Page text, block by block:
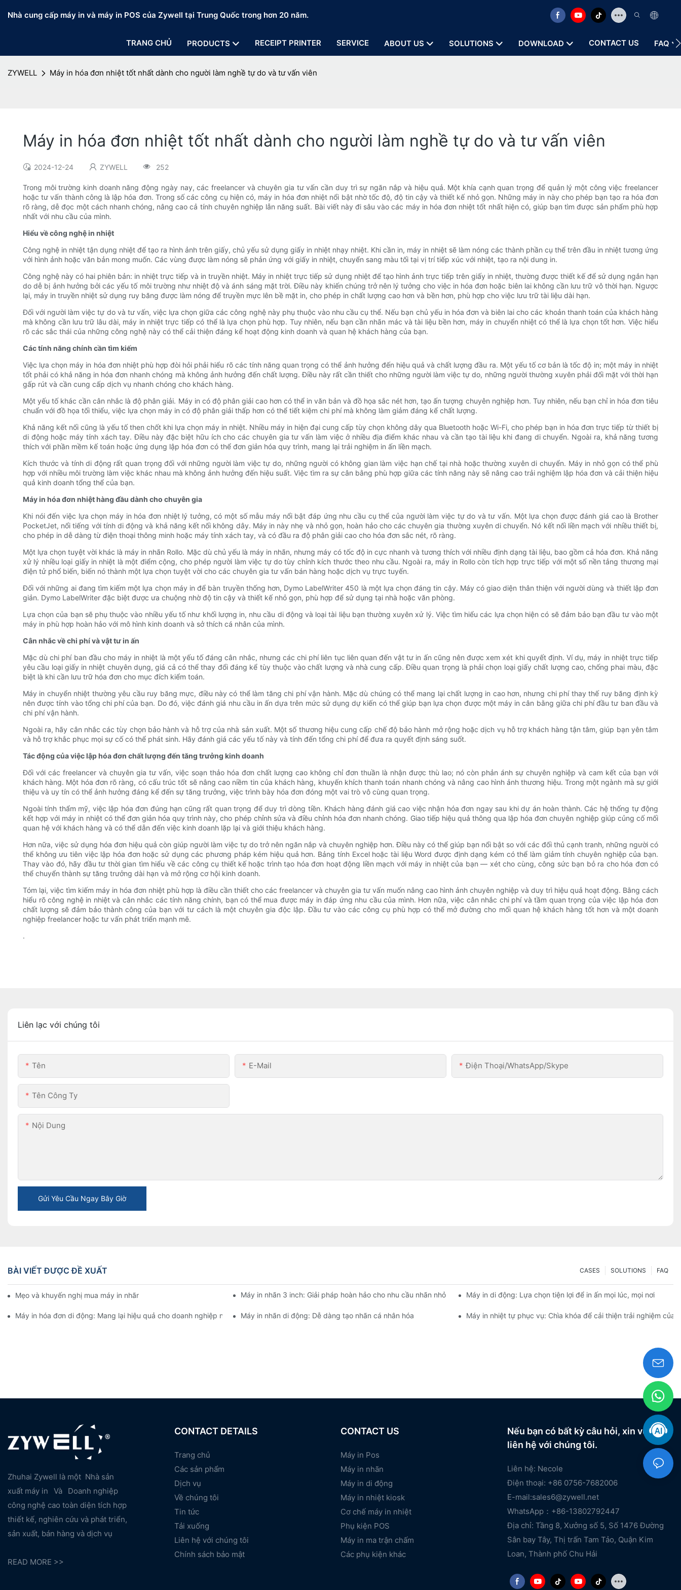
Nhà cung cấp máy in và máy in POS của Zywell tại Trung Quốc trong hơn 20 năm.
TRANG CHỦ PRODUCTS RECEIPT PRINTER SERVICE ABOUT US SOLUTIONS DOWNLOAD CONTACT US FAQ
ZYWELL Máy in hóa đơn nhiệt tốt nhất dành cho người làm nghề tự do và tư vấn viên
Máy in hóa đơn nhiệt tốt nhất dành cho người làm nghề tự do và tư vấn viên
2024-12-24 ZYWELL 252
Trong môi trường kinh doanh năng động ngày nay, các freelancer và chuyên gia tư vấn cần duy trì sự ngăn nắp và hiệu quả. Một khía cạnh quan trọng để quản lý một công việc freelancer
hoặc tư vấn thành công là lập hóa đơn. Trong số các công cụ hiện có, máy in hóa đơn nhiệt nổi bật nhờ tốc độ, độ tin cậy và thiết kế nhỏ gọn. Những máy in này cho phép bạn tạo ra hóa đơn
rõ ràng, dễ đọc một cách nhanh chóng, nâng cao cả tính chuyên nghiệp lẫn năng suất. Bài viết này đi sâu vào các máy in hóa đơn nhiệt tốt nhất hiện có, giúp bạn tìm được sản phẩm phù hợp
nhất với nhu cầu của mình.
Hiểu về công nghệ in nhiệt
Công nghệ in nhiệt tận dụng nhiệt để tạo ra hình ảnh trên giấy, chủ yếu sử dụng giấy in nhiệt nhạy nhiệt. Khi cần in, máy in nhiệt sẽ làm nóng các thành phần cụ thể trên đầu in nhiệt tương ứng
với hình ảnh hoặc văn bản mong muốn. Các vùng được làm nóng sẽ phản ứng với giấy in nhiệt, chuyển sang màu tối tại vị trí tiếp xúc với nhiệt, tạo ra nội dung in.
Công nghệ này có hai phiên bản: in nhiệt trực tiếp và in truyền nhiệt. Máy in nhiệt trực tiếp sử dụng nhiệt để tạo hình ảnh trực tiếp trên giấy in nhiệt, thường được thiết kế để sử dụng ngắn hạn
do dễ bị ảnh hưởng bởi các yếu tố môi trường như nhiệt độ và ánh sáng mặt trời. Điều này khiến chúng trở nên lý tưởng cho việc in hóa đơn hoặc biên lai không cần lưu trữ vô thời hạn. Ngược
lại, máy in truyền nhiệt sử dụng ruy băng được làm nóng để truyền mực lên bề mặt in, cho phép in chất lượng cao hơn và bền hơn, phù hợp cho việc lưu trữ tài liệu dài hạn.
Đối với người làm việc tự do và tư vấn, việc lựa chọn giữa các công nghệ này phụ thuộc vào nhu cầu cụ thể. Nếu bạn chủ yếu in hóa đơn và biên lai cho các khoản thanh toán của khách hàng
mà không cần lưu trữ lâu dài, máy in nhiệt trực tiếp có thể là lựa chọn phù hợp. Tuy nhiên, nếu bạn cần nhãn mác và tài liệu bền hơn, máy in chuyển nhiệt có thể là lựa chọn tốt hơn. Việc hiểu
rõ các sắc thái của những công nghệ này có thể cải thiện đáng kể hoạt động kinh doanh và quan hệ khách hàng của bạn.
Các tính năng chính cần tìm kiếm
Việc lựa chọn máy in hóa đơn nhiệt phù hợp đòi hỏi phải hiểu rõ các tính năng quan trọng có thể ảnh hưởng đến hiệu quả và chất lượng đầu ra. Một yếu tố cơ bản là tốc độ in; một máy in nhiệt
tốt phải có khả năng in hóa đơn nhanh chóng mà không ảnh hưởng đến chất lượng. Điều này rất cần thiết cho những người làm việc tự do, những người thường xuyên phải đối mặt với thời hạn
gấp rút và cần cung cấp dịch vụ nhanh chóng cho khách hàng.
Một yếu tố khác cần cân nhắc là độ phân giải. Máy in có độ phân giải cao hơn có thể in văn bản và đồ họa sắc nét hơn, tạo ấn tượng chuyên nghiệp hơn. Tuy nhiên, nếu bạn chỉ in hóa đơn tiêu
chuẩn với đồ họa tối thiểu, việc lựa chọn máy in có độ phân giải thấp hơn có thể tiết kiệm chi phí mà không làm giảm đáng kể chất lượng.
Khả năng kết nối cũng là yếu tố then chốt khi lựa chọn máy in nhiệt. Nhiều máy in hiện đại cung cấp tùy chọn không dây qua Bluetooth hoặc Wi-Fi, cho phép bạn in hóa đơn trực tiếp từ thiết bị
di động hoặc máy tính xách tay. Điều này đặc biệt hữu ích cho các chuyên gia tư vấn làm việc ở nhiều địa điểm khác nhau và cần tạo tài liệu khi đang di chuyển. Ngoài ra, khả năng tương
thích với phần mềm kế toán hoặc ứng dụng lập hóa đơn có thể đơn giản hóa quy trình, mang lại trải nghiệm in ấn liền mạch.
Kích thước và tính di động rất quan trọng đối với những người làm việc tự do, những người có không gian làm việc hạn chế tại nhà hoặc thường xuyên di chuyển. Máy in nhỏ gọn có thể phù
hợp với nhiều môi trường làm việc khác nhau mà không ảnh hưởng đến hiệu suất. Việc tìm ra sự cân bằng phù hợp giữa các tính năng này sẽ nâng cao trải nghiệm lập hóa đơn và cải thiện hiệu
quả kinh doanh tổng thể của bạn.
Máy in hóa đơn nhiệt hàng đầu dành cho chuyên gia
Khi nói đến việc lựa chọn máy in hóa đơn nhiệt lý tưởng, có một số mẫu máy nổi bật đáp ứng nhu cầu cụ thể của người làm việc tự do và tư vấn. Một lựa chọn được đánh giá cao là Brother
PocketJet, nổi tiếng với tính di động và khả năng kết nối không dây. Máy in này nhẹ và nhỏ gọn, hoàn hảo cho các chuyên gia thường xuyên di chuyển. Nó kết nối liền mạch với nhiều thiết bị,
cho phép in dễ dàng từ điện thoại thông minh hoặc máy tính xách tay, và có đầu ra độ phân giải cao cho hóa đơn sắc nét, rõ ràng.
Một lựa chọn tuyệt vời khác là máy in nhãn Rollo. Mặc dù chủ yếu là máy in nhãn, nhưng máy có tốc độ in cực nhanh và tương thích với nhiều định dạng tài liệu, bao gồm cả hóa đơn. Khả năng
xử lý nhiều loại giấy in nhiệt là một điểm cộng, cho phép người làm việc tự do tùy chỉnh kích thước theo nhu cầu. Ngoài ra, máy in Rollo còn tích hợp trực tiếp với một số nền tảng thương mại
điện tử phổ biến, biến nó thành một lựa chọn tuyệt vời cho các chuyên gia tư vấn bán hàng hoặc dịch vụ trực tuyến.
Đối với những ai đang tìm kiếm một lựa chọn máy in để bàn truyền thống hơn, Dymo LabelWriter 450 là một lựa chọn đáng tin cậy. Máy có giao diện thân thiện với người dùng và thiết lập đơn
giản. Dymo LabelWriter đặc biệt được ưa chuộng nhờ độ tin cậy và thiết kế nhỏ gọn, phù hợp để sử dụng tại nhà hoặc văn phòng.
Lựa chọn của bạn sẽ phụ thuộc vào nhiều yếu tố như khối lượng in, nhu cầu di động và loại tài liệu bạn thường xuyên xử lý. Việc tìm hiểu các lựa chọn hiện có sẽ đảm bảo bạn đầu tư vào một
máy in phù hợp hoàn hảo với mô hình kinh doanh và sở thích cá nhân của mình.
Cân nhắc về chi phí và vật tư in ấn
Mặc dù chi phí ban đầu cho máy in nhiệt là một yếu tố đáng cân nhắc, nhưng các chi phí liên tục liên quan đến vật tư in ấn cũng nên được xem xét khi quyết định. Ví dụ, máy in nhiệt trực tiếp
yêu cầu loại giấy in nhiệt chuyên dụng, giá cả có thể thay đổi đáng kể tùy thuộc vào chất lượng và nhà cung cấp. Điều quan trọng là phải chọn loại giấy chất lượng cao, chống phai màu, đặc
biệt là khi cần lưu trữ hóa đơn cho mục đích kiểm toán.
Máy in chuyển nhiệt thường yêu cầu ruy băng mực, điều này có thể làm tăng chi phí vận hành. Mặc dù chúng có thể mang lại chất lượng in cao hơn, nhưng chi phí thay thế ruy băng định kỳ
nên được tính vào tổng chi phí của bạn. Do đó, việc đánh giá nhu cầu in ấn dựa trên mức sử dụng dự kiến ​​có thể giúp bạn lựa chọn được một máy in cân bằng giữa chi phí đầu tư ban đầu và
chi phí vận hành.
Ngoài ra, hãy cân nhắc các tùy chọn bảo hành và hỗ trợ của nhà sản xuất. Một số thương hiệu cung cấp chế độ bảo hành mở rộng hoặc dịch vụ hỗ trợ khách hàng tận tâm, giúp bạn yên tâm
và hỗ trợ khắc phục mọi sự cố có thể phát sinh. Hãy đánh giá các yếu tố này và tính đến tổng chi phí để đưa ra quyết định sáng suốt.
Tác động của việc lập hóa đơn chất lượng đến tăng trưởng kinh doanh
Đối với các freelancer và chuyên gia tư vấn, việc soạn thảo hóa đơn chất lượng cao không chỉ đơn thuần là nhận được thù lao; nó còn phản ánh sự chuyên nghiệp và cam kết của bạn với
khách hàng. Một hóa đơn rõ ràng, có cấu trúc tốt sẽ nâng cao niềm tin của khách hàng, khuyến khích thanh toán nhanh chóng và nâng cao hình ảnh thương hiệu. Trong một ngành mà sự giới
thiệu và uy tín có thể ảnh hưởng đáng kể đến sự tăng trưởng, việc trình bày hóa đơn đóng một vai trò vô cùng quan trọng.
Ngoài tính thẩm mỹ, việc lập hóa đơn đúng hạn cũng rất quan trọng để duy trì dòng tiền. Khách hàng đánh giá cao việc nhận hóa đơn ngay sau khi dự án hoàn thành. Các hệ thống tự động
kết hợp với máy in nhiệt có thể đơn giản hóa quy trình này, cho phép chỉnh sửa và điều chỉnh hóa đơn nhanh chóng. Giao tiếp hiệu quả thông qua lập hóa đơn chuyên nghiệp giúp củng cố mối
quan hệ với khách hàng và có thể dẫn đến việc kinh doanh lặp lại và giới thiệu khách hàng.
Hơn nữa, việc sử dụng hóa đơn hiệu quả còn giúp người làm việc tự do trở nên ngăn nắp và chuyên nghiệp hơn. Điều này có thể giúp bạn nổi bật so với các đối thủ cạnh tranh, những người có
thể không ưu tiên việc lập hóa đơn hoặc sử dụng các phương pháp kém hiệu quả hơn. Bảng tính Excel hoặc tài liệu Word được định dạng kém có thể làm giảm tính chuyên nghiệp của bạn.
Thay vào đó, hãy đầu tư thời gian tìm hiểu về các công cụ thiết kế hoặc trình tạo hóa đơn hoạt động liền mạch với máy in nhiệt của bạn — xét cho cùng, công sức bạn bỏ ra cho hóa đơn có
thể chuyển thành sự tăng trưởng dài hạn và mở rộng cơ hội kinh doanh.
Tóm lại, việc tìm kiếm máy in hóa đơn nhiệt phù hợp là điều cần thiết cho các freelancer và chuyên gia tư vấn muốn nâng cao hình ảnh chuyên nghiệp và duy trì hiệu quả hoạt động. Bằng cách
hiểu rõ công nghệ in nhiệt và cân nhắc các tính năng chính, bạn có thể mua được máy in đáp ứng nhu cầu của mình. Hơn nữa, việc cân nhắc chi phí và tầm quan trọng của việc lập hóa đơn
chất lượng sẽ đảm bảo thành công của bạn với tư cách là một chuyên gia độc lập. Đầu tư vào các công cụ phù hợp có thể mở đường cho mối quan hệ khách hàng tốt hơn và một doanh
nghiệp freelancer hoặc tư vấn phát triển mạnh mẽ.
.
Liên lạc với chúng tôi
Tên E-Mail Điện Thoại/WhatsApp/Skype
Tên Công Ty
Nội Dung
Gửi Yêu Cầu Ngay Bây Giờ
BÀI VIẾT ĐƯỢC ĐỀ XUẤT FAQ
SOLUTIONS
CASES
Mẹo và khuyến nghị mua máy in nhãn 4 inch mà bạn phải biết vào năm 2025Máy in nhãn 3 inch: Giải pháp hoàn hảo cho nhu cầu nhãn nhỏ Máy in di động: Lựa chọn tiện lợi để in ấn mọi lúc, mọi nơi
Máy in hóa đơn di động: Mang lại hiệu quả cho doanh nghiệp nhỏ của bạnMáy in nhãn di động: Dễ dàng tạo nhãn cá nhân hóa Máy in nhiệt tự phục vụ: Chìa khóa để cải thiện trải nghiệm của
Zhuhai Zywell là một Nhà sản
xuất máy in
Và
Doanh nghiệp
công nghệ cao toàn diện tích hợp
thiết kế, nghiên cứu và phát triển,
sản xuất, bán hàng và dịch vụ
READ MORE >>
CONTACT DETAILS
Trang chủ
Các sản phẩm
Dịch vụ
Về chúng tôi
Tin tức
Tải xuống
Liên hệ với chúng tôi
Chính sách bảo mật
CONTACT US
Máy in Pos
Máy in nhãn
Máy in di động
Máy in nhiệt kiosk
Cơ chế máy in nhiệt
Phụ kiện POS
Máy in ma trận chấm
Các phụ kiện khác
Nếu bạn có bất kỳ câu hỏi, xin vui lòng
liên hệ với chúng tôi.
Liên hệ: Necole
Điện thoại: +86 0756-7682006
E-mail:sales6@zywell.net
WhatsApp：+86-13802792447
Địa chỉ: Tầng 8, Xưởng số 5, Số 1476 Đường
Sân bay Tây, Thị trấn Tam Tảo, Quận Kim
Loan, Thành phố Chu Hải